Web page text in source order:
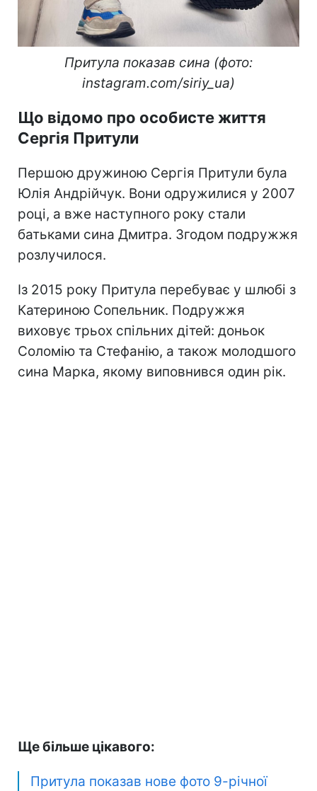
Притула показав сина (фото:
instagram.com/siriy_ua)
Що відомо про особисте життя
Сергія Притули
Першою дружиною Сергія Притули була
Юлія Андрійчук. Вони одружилися у 2007
році, а вже наступного року стали
батьками сина Дмитра. Згодом подружжя
розлучилося.
Із 2015 року Притула перебуває у шлюбі з
Катериною Сопельник. Подружжя
виховує трьох спільних дітей: доньок
Соломію та Стефанію, а також молодшого
сина Марка, якому виповнився один рік.
Ще більше цікавого:
Притула показав нове фото 9-річної